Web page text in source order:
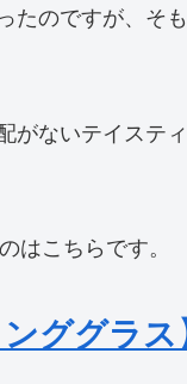
のですが、そ
ないテイステ
はこちらです。
ググラス